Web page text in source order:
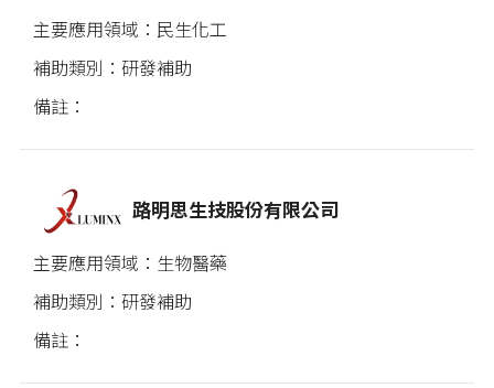
民生化工
研發補助
路明思生技股份有限公司
生物醫藥
研發補助